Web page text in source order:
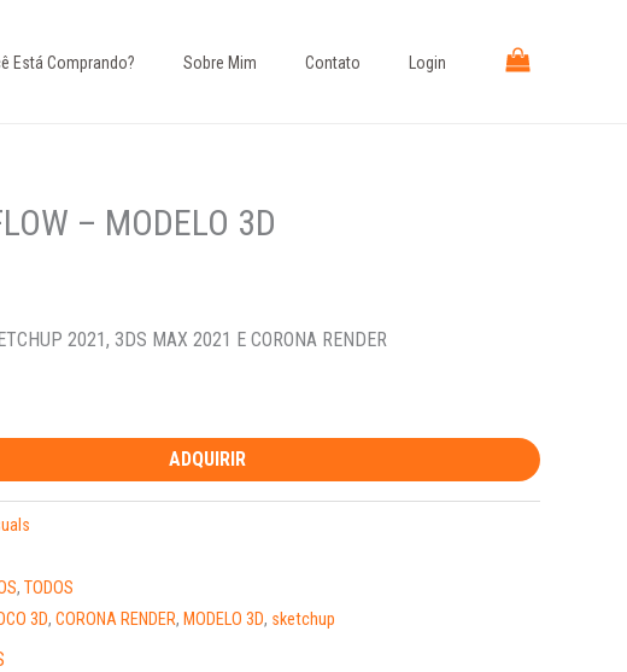
Está Comprando?​ Sobre Mim Contato Login
– MODELO 3D
2021, 3DS MAX 2021 E CORONA RENDER
ADQUIRIR
, TODOS
3D, CORONA RENDER, MODELO 3D, sketchup